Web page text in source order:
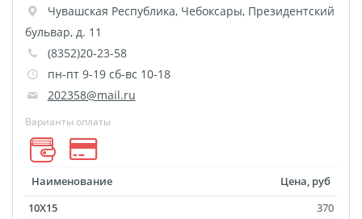
Фото на стекле и
акриле
Печать на баннере
Фотообои
Трафареты
Печать на прозрачной
пленке
Рекламные конструкции
Напольная графика
Широкоформатное
Чувашская Республика, Чебоксары, Президентский
бульвар, д. 11
(8352)20-23-58
пн-пт 9-19 сб-вс 10-18
202358@mail.ru
Варианты оплаты
Наименование
Цена, руб
10X15
370